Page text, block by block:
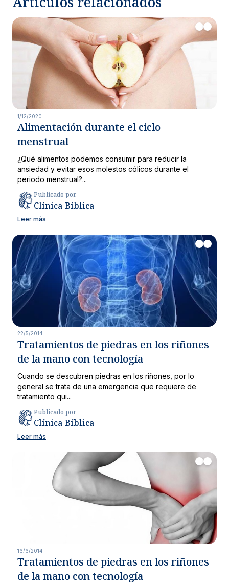
1/12/2020
Alimentación durante el ciclo
menstrual
¿Qué alimentos podemos consumir para reducir la
ansiedad y evitar esos molestos cólicos durante el
periodo menstrual?...
Publicado por
Clínica Bíblica
Leer más
22/5/2014
Tratamientos de piedras en los riñones
de la mano con tecnología
Cuando se descubren piedras en los riñones, por lo
general se trata de una emergencia que requiere de
tratamiento qui...
Publicado por
Clínica Bíblica
Leer más
16/6/2014
Tratamientos de piedras en los riñones
de la mano con tecnología